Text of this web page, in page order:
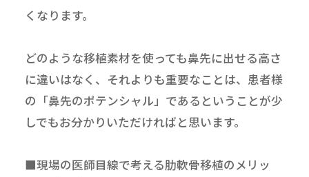
くなります。
どのような移植素材を使っても鼻先に出せる高さ
に違いはなく、それよりも重要なことは、患者様
の「鼻先のポテンシャル」であるということが少
しでもお分かりいただければと思います。
■現場の医師目線で考える肋軟骨移植のメリッ